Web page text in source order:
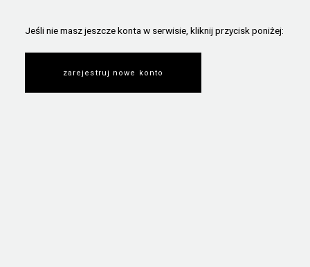
Jeśli nie masz jeszcze konta w serwisie, kliknij przycisk poniżej:
zarejestruj nowe konto